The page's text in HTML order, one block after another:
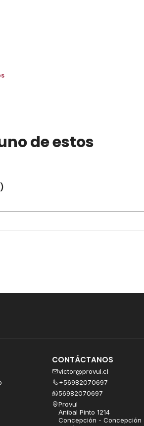
de estos
CONTÁCTANOS
victor@provul.cl
+56982070697
56982070697
Provul
Anibal Pinto 1214
Concepción - Concepción